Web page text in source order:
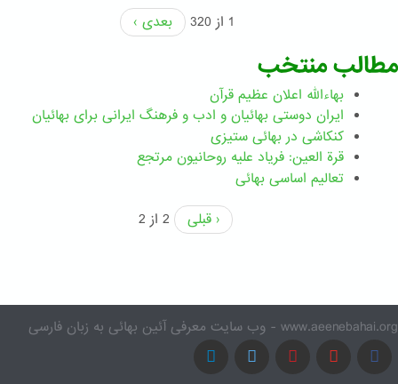
1 از 320
بعدی ›
مطالب منتخب
بهاءالله اعلان عظیم قرآن
ايران دوستی بهائيان و ادب و فرهنگ ايرانی برای بهائيان
کنکاشی در بهائی ستيزی
قرة العین: فریاد علیه روحانیون مرتجع
تعالیم اساسی بهائی
‹ قبلی
2 از 2
www.aeenebahai.org - وب سایت معرفی آئین بهائی به زبان فارسی